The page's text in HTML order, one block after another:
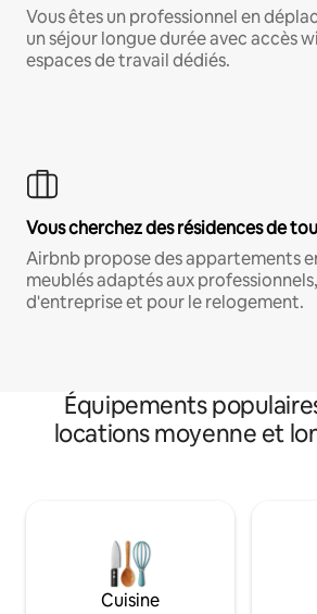
Vous êtes un professionnel en
un séjour longue durée avec accès
espaces de travail dédiés.
Vous cherchez des résidences de
Airbnb propose des appartements
meublés adaptés aux
d'entreprise et pour le relogement.
Équipements
locations moyenne et
Cuisine